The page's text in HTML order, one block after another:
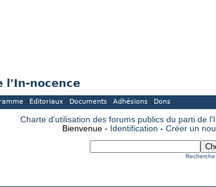
l'In-nocence
Éditoriaux Documents Adhésions Dons
Charte d'utilisation des forums publics du parti de
Bienvenue - Identification - Créer un